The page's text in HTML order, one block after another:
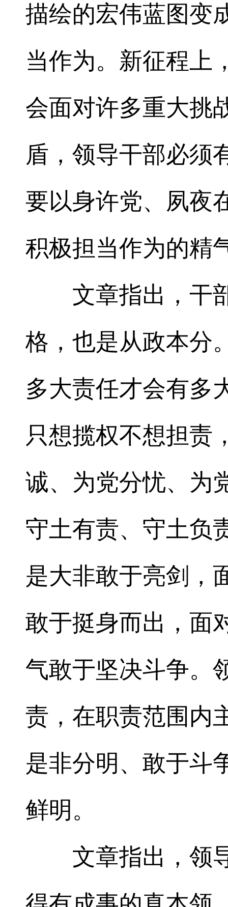
描绘的宏伟蓝图变
当作为。新征程上
会面对许多重大挑
盾，领导干部必须
要以身许党、夙夜
积极担当作为的精
文章指出，干部
格，也是从政本分
多大责任才会有多
只想揽权不想担责
诚、为党分忧、为
守土有责、守土负
是大非敢于亮剑，
敢于挺身而出，面
气敢于坚决斗争。
责，在职责范围内
是非分明、敢于斗
鲜明。
文章指出，领导